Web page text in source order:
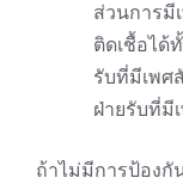
ส่วนการมี
ติดเชื้อได้
รับที่มีเพศ
ฝ่ายรับที่มี
ถ้าไม่มีการป้องกั